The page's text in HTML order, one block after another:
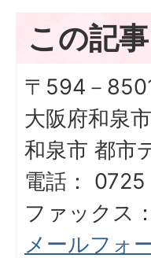
この記
〒594－
大阪府和泉
和泉市 都市
電話： 0725
ファックス
メールフォ